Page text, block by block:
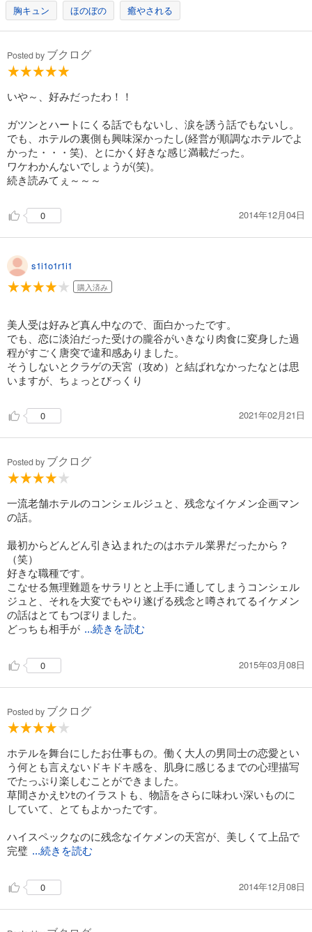
胸キュン ほのぼの 癒やされる
Posted by ブクログ
いや～、好みだったわ！！
ガツンとハートにくる話でもないし、涙を誘う話でもないし。
でも、ホテルの裏側も興味深かったし(経営が順調なホテルでよ
かった・・・笑)、とにかく好きな感じ満載だった。
ワケわかんないでしょうが(笑)。
続き読みてぇ～～～
0 2014年12月04日
s1i1o1r1i1
購入済み
美人受は好みど真ん中なので、面白かったです。
でも、恋に淡泊だった受けの朧谷がいきなり肉食に変身した過
程がすごく唐突で違和感ありました。
そうしないとクラゲの天宮（攻め）と結ばれなかったなとは思
いますが、ちょっとびっくり
0 2021年02月21日
Posted by ブクログ
一流老舗ホテルのコンシェルジュと、残念なイケメン企画マン
の話。
最初からどんどん引き込まれたのはホテル業界だったから？
（笑）
好きな職種です。
こなせる無理難題をサラリとと上手に通してしまうコンシェル
ジュと、それを大変でもやり遂げる残念と噂されてるイケメン
の話はとてもつぼりました。
どっちも相手が ...続きを読む
0 2015年03月08日
Posted by ブクログ
ホテルを舞台にしたお仕事もの。働く大人の男同士の恋愛とい
う何とも言えないドキドキ感を、肌身に感じるまでの心理描写
でたっぷり楽しむことができました。
草間さかえｾﾝｾのイラストも、物語をさらに味わい深いものに
していて、とてもよかったです。
ハイスペックなのに残念なイケメンの天宮が、美しくて上品で
完璧 ...続きを読む
0 2014年12月08日